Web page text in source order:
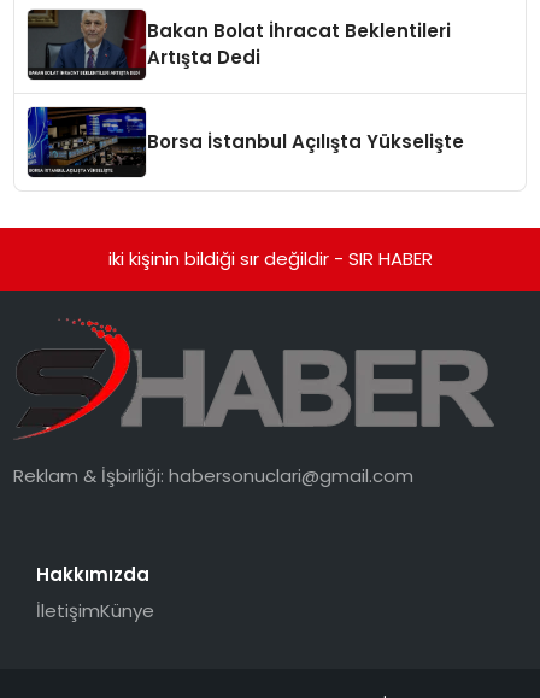
Bakan Bolat İhracat Beklentileri
Artışta Dedi
Borsa İstanbul Açılışta Yükselişte
iki kişinin bildiği sır değildir - SIR HABER
Reklam & İşbirliği:habersonuclari@gmail.com
Hakkımızda
İletişimKünye